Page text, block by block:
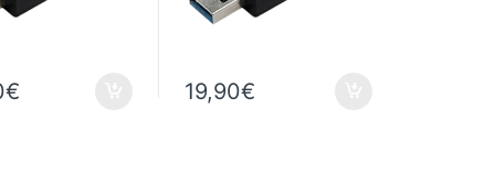
€ 19,90€